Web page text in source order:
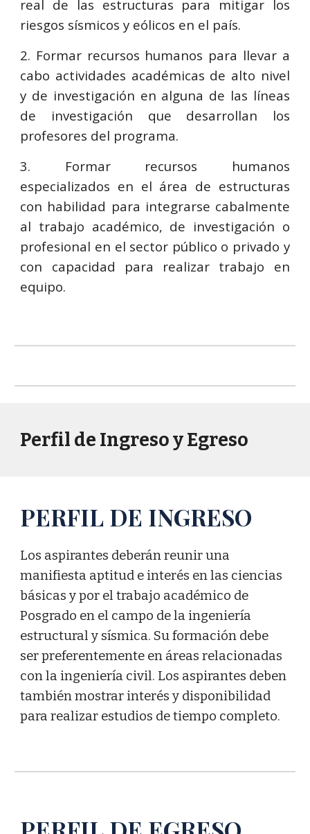
real de las estructuras para mitigar los
riesgos sísmicos y eólicos en el país.
2. Formar recursos humanos para llevar a
cabo actividades académicas de alto nivel
y de investigación en alguna de las líneas
de investigación que desarrollan los
profesores del programa.
3. Formar recursos humanos
especializados en el área de estructuras
con habilidad para integrarse cabalmente
al trabajo académico, de investigación o
profesional en el sector público o privado y
con capacidad para realizar trabajo en
equipo.
Perfil de Ingreso y Egreso
PERFIL DE INGRESO
Los aspirantes deberán reunir una
manifiesta aptitud e interés en las ciencias
básicas y por el trabajo académico de
Posgrado en el campo de la ingeniería
estructural y sísmica. Su formación debe
ser preferentemente en áreas relacionadas
con la ingeniería civil. Los aspirantes deben
también mostrar interés y disponibilidad
para realizar estudios de tiempo completo.